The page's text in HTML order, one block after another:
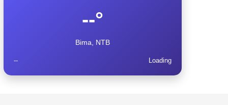
--°
Bima, NTB
-- Loading